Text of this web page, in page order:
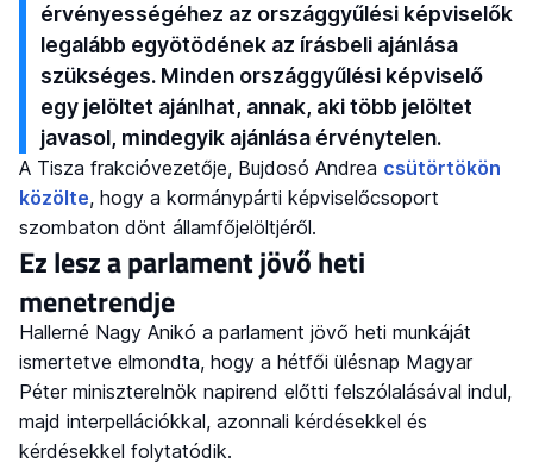
érvényességéhez az országgyűlési képviselők
legalább egyötödének az írásbeli ajánlása
szükséges. Minden országgyűlési képviselő
egy jelöltet ajánlhat, annak, aki több jelöltet
javasol, mindegyik ajánlása érvénytelen.
A Tisza frakcióvezetője, Bujdosó Andrea csütörtökön
közölte, hogy a kormánypárti képviselőcsoport
szombaton dönt államfőjelöltjéről.
Ez lesz a parlament jövő heti
menetrendje
Hallerné Nagy Anikó a parlament jövő heti munkáját
ismertetve elmondta, hogy a hétfői ülésnap Magyar
Péter miniszterelnök napirend előtti felszólalásával indul,
majd interpellációkkal, azonnali kérdésekkel és
kérdésekkel folytatódik.